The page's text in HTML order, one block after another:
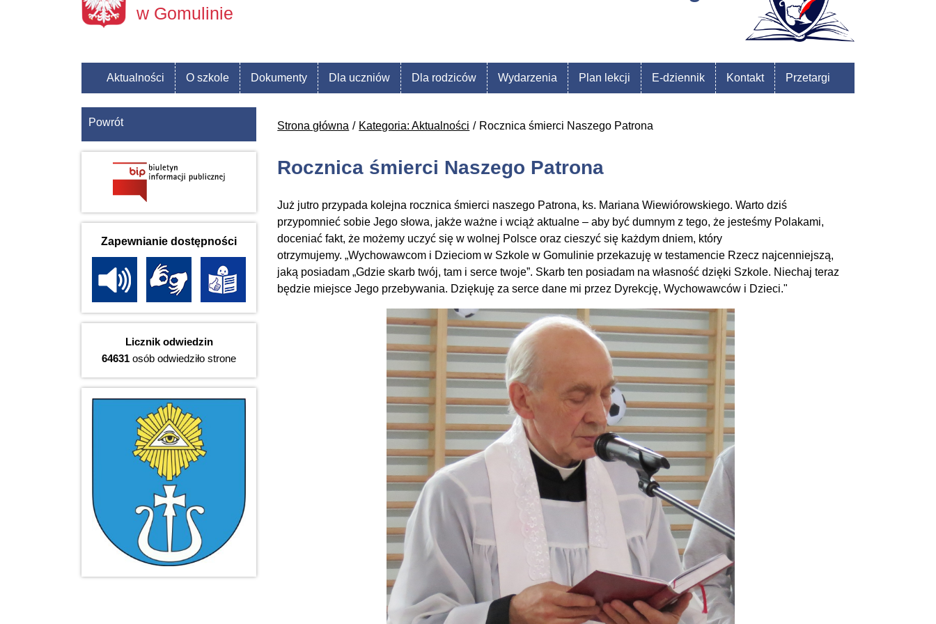
w Gomulinie
Aktualności O szkole Dokumenty Dla uczniów Dla rodziców Wydarzenia Plan lekcji E-dziennik Kontakt Przetargi
Strona główna Kategoria: Aktualności Rocznica śmierci Naszego Patrona
Rocznica śmierci Naszego Patrona
Już jutro przypada kolejna rocznica śmierci naszego Patrona, ks. Mariana Wiewiórowskiego. Warto dziś
przypomnieć sobie Jego słowa, jakże ważne i wciąż aktualne – aby być dumnym z tego, że jesteśmy Polakami,
doceniać fakt, że możemy uczyć się w wolnej Polsce oraz cieszyć się każdym dniem, który
otrzymujemy. „Wychowawcom i Dzieciom w Szkole w Gomulinie przekazuję w testamencie Rzecz najcenniejszą,
jaką posiadam „Gdzie skarb twój, tam i serce twoje”. Skarb ten posiadam na własność dzięki Szkole. Niechaj teraz
będzie miejsce Jego przebywania. Dziękuję za serce dane mi przez Dyrekcję, Wychowawców i Dzieci."
Powrót
Zapewnianie dostępności
Licznik odwiedzin
64631 osób odwiedziło strone